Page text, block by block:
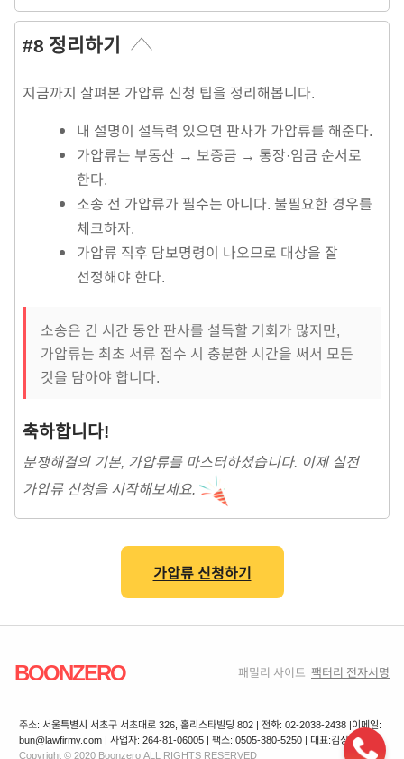
#8 정리하기
지금까지 살펴본 가압류 신청 팁을 정리해봅니다.
내 설명이 설득력 있으면 판사가 가압류를 해준다.
가압류는 부동산 → 보증금 → 통장·임금 순서로
한다.
소송 전 가압류가 필수는 아니다. 불필요한 경우를
체크하자.
가압류 직후 담보명령이 나오므로 대상을 잘
선정해야 한다.
소송은 긴 시간 동안 판사를 설득할 기회가 많지만,
가압류는 최초 서류 접수 시 충분한 시간을 써서 모든
것을 담아야 합니다.
축하합니다!
분쟁해결의 기본, 가압류를 마스터하셨습니다. 이제 실전
가압류 신청을 시작해보세요.
가압류 신청하기
BOONZERO 패밀리 사이트 팩터리 전자서명
주소: 서울특별시 서초구 서초대로 326, 홀리스타빌딩 802 | 전화: 02-2038-2438 |이메일:
bun@lawfirmy.com | 사업자: 264-81-06005 | 팩스: 0505-380-5250 | 대표:김상겸
Copyright © 2020 Boonzero ALL RIGHTS RESERVED